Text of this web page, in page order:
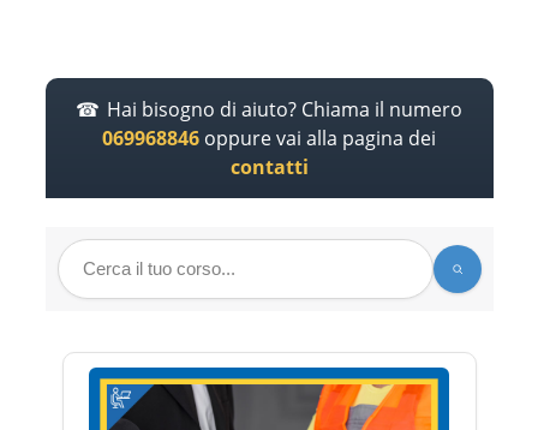
Hai bisogno di aiuto? Chiama il numero
069968846 oppure vai alla pagina dei
contatti